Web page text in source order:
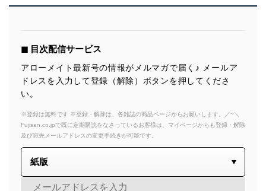
◼︎ 目次配信サービス
アローメイト最新号の情報がメルマガで届く♪ メールア
ドレスを入力して登録（解除）ボタンを押してくださ
い。
※登録は無料です ※登録・解除は、各雑誌の商品ページからお願いします。／~＼
Fujisan.co.jpで既に定期購読をなさっているお客様は、マイページからも登録・解除
及び宛先メールアドレスの変更手続きが可能です。